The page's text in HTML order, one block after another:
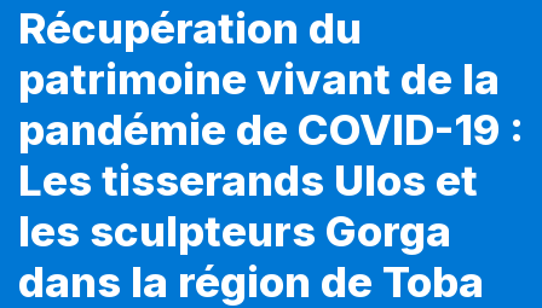
Récupération du
patrimoine vivant de la
pandémie de COVID-19 :
Les tisserands Ulos et
les sculpteurs Gorga
dans la région de Toba